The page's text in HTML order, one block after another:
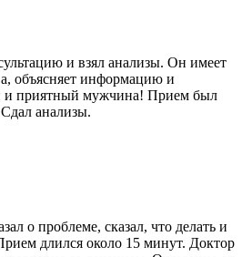
и взял анализы. Он имеет
объясняет информацию и
и приятный мужчина! Прием был
Сдал анализы.
о проблеме, сказал, что делать и
длился около 15 минут. Доктор